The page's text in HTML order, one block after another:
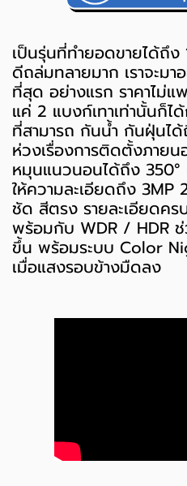
เป็นรุ่นที่ทำยอดขายได้ถึ
ดีถล่มทลายมาก เราจะมา
ที่สุด อย่างแรก ราคาไม่แ
แค่ 2 แบงก์เทาเท่านั้นก็
ที่สามารถ กันน้ำ กันฝุ่นไ
ห่วงเรื่องการติดตั้งภาย
หมุนแนวนอนได้ถึง 350°
ให้ความละเอียดถึง
ชัด สีตรง รายละเอียดค
พร้อมกับ WDR / HDR
ขึ้น พร้อมระบบ Color
เมื่อแสงรอบข้างมืดลง